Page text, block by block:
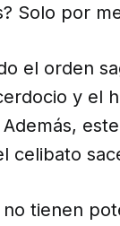
Solo por
el orden
y el
celibato
tienen